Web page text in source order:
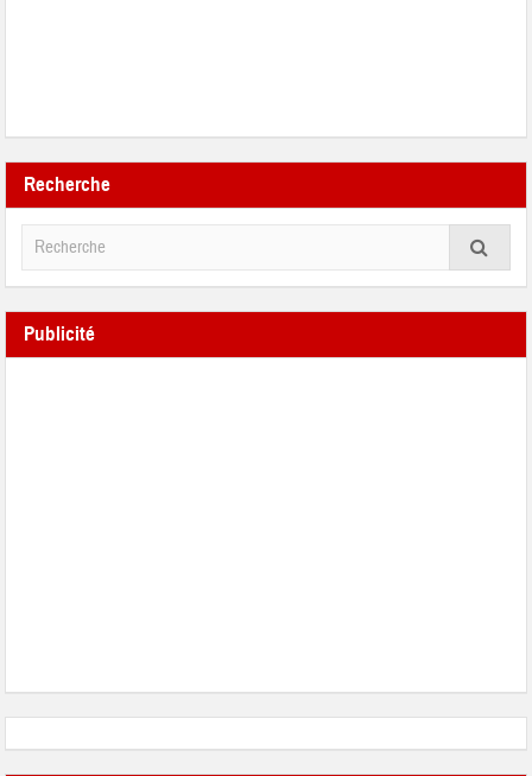
Recherche
Publicité